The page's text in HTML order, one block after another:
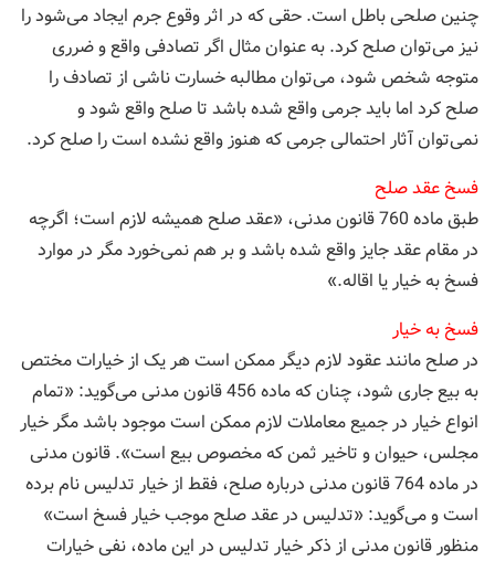
چنین صلحی باطل است. حقی كه در اثر وقوع جرم ایجاد می‌شود را
نیز می‌توان صلح كرد. به عنوان مثال اگر تصادفی واقع و ضرری
متوجه شخص شود، می‌توان مطالبه خسارت ناشی از تصادف را
صلح كرد اما باید جرمی واقع شده باشد تا صلح واقع شود و
نمی‌توان آثار احتمالی جرمی كه هنوز واقع نشده است را صلح کرد.
فسخ عقد صلح
طبق ماده 760 قانون مدنی، «عقد صلح همیشه لازم است؛ اگرچه
در مقام عقد جایز واقع شده باشد و بر هم نمی‌خورد مگر در موارد
فسخ به خیار یا اقاله.»
فسخ به خیار
در صلح مانند عقود لازم دیگر ممکن است هر یک از خیارات مختص
به بیع جاری شود، چنان که ماده 456 قانون مدنی می‌گوید: «تمام
انواع خیار در جمیع معاملات لازم ممکن است موجود باشد مگر خیار
مجلس، حیوان و تاخیر ثمن که مخصوص بیع است». قانون مدنی
در ماده 764 قانون مدنی درباره صلح، فقط از خیار تدلیس نام برده
است و می‌گوید: «تدلیس در عقد صلح موجب خیار فسخ است»
منظور قانون مدنی از ذکر خیار تدلیس در این ماده، نفی خیارات